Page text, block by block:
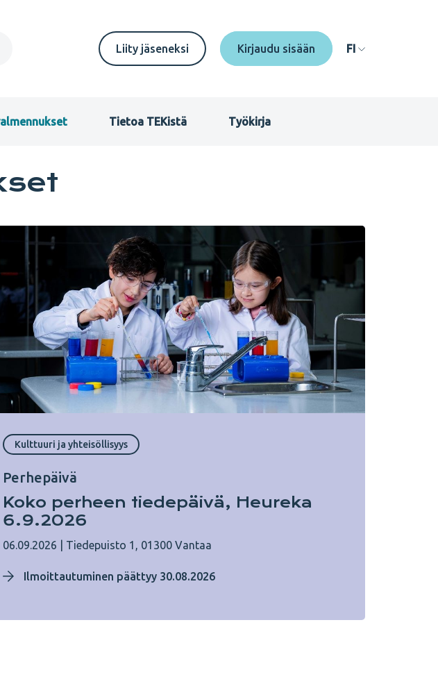
Secondary
FI
Liity jäseneksi FI
Tietoa TEKistä Työkirja
Kulttuuri ja yhteisöllisyys
Perhepäivä
Koko perheen tiedepäivä, Heureka
6.9.2026
06.09.2026 Tiedepuisto 1, 01300 Vantaa
Ilmoittautuminen päättyy 30.08.2026